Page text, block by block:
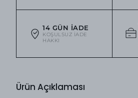
14 GÜN İADE
KOŞULSUZ IADE
HAKKI
Ürün Açıklaması